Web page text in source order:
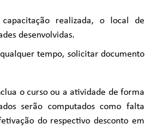
realizada, o local de
desenvolvidas.
tempo, solicitar documento
o curso ou a atividade de forma
serão computados como falta
do respectivo desconto em